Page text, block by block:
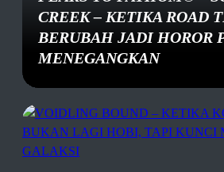
CREEK – KETIKA ROAD
BERUBAH JADI HOROR
MENEGANGKAN